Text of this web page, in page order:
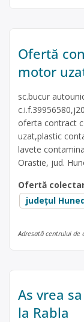
Ofertă
motor
sc.bucur
oferta contract
uzat,plastic
lavete
Orastie, jud.
Ofertă
județul
Adresată centrului de
As vrea
la Rabla